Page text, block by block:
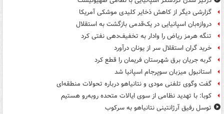
گزارشی دیگر از کاهش ذخایر کلیدی موشکی آمریکا
دروازه‌بان اسپانیایی در یک‌قدمی بازگشت به استقلال
تنگه هرمز ریاض را وادار به تخفیف‌دهی نفتی کرد
خرید گران استقلال سر از یونان درآورد
گربه جریان برق شهرستان فریمان را قطع کرد
استانبول میزبان سوپرجام اسپانیا شد
گفت وگوی تلفنی مودی و نتانیاهو درباره تحولات منطقه‌ای
کوبا: با تهدید نظامی از سوی ایالات متحده روبه‌رو هستیم
توسل رفیق آرژانتینی نتانیاهو به سرکوب